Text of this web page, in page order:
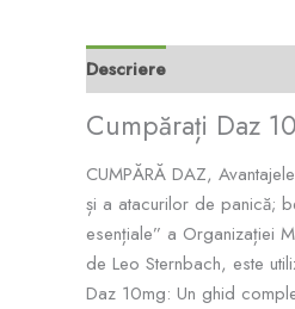
Descriere
Cumpărați Daz
CUMPĂRĂ DAZ,
și a atacurilor de panică;
esențiale” a Organizației
de Leo Sternbach, este
Daz 10mg: Un ghid